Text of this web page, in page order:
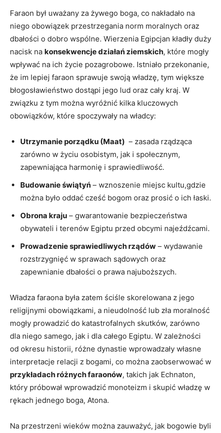
Faraon był uważany za żywego boga, co nakładało ⁤na
niego obowiązek ‍przestrzegania norm moralnych​ oraz
dbałości o dobro wspólne. Wierzenia Egipcjan ​kładły duży
nacisk na​ konsekwencje działań ziemskich, które mogły
wpływać⁢ na ich życie pozagrobowe. ⁣Istniało ‍przekonanie,
że im⁢ lepiej faraon sprawuje swoją władzę, tym większe
błogosławieństwo dostąpi jego lud oraz cały ​kraj. ⁣W
związku z tym można wyróżnić kilka kluczowych
obowiązków, ⁢które spoczywały na władcy:
Utrzymanie porządku (Maat) ​ –​ zasada rządząca
zarówno w‌ życiu‌ osobistym, ⁤jak i społecznym,
zapewniająca harmonię i‍ sprawiedliwość.
Budowanie świątyń – wznoszenie miejsc kultu,gdzie⁢
można było oddać cześć bogom oraz prosić o ich łaski.
Obrona kraju –⁤ gwarantowanie bezpieczeństwa
obywateli i terenów ‍Egiptu przed obcymi najeźdźcami.
Prowadzenie sprawiedliwych rządów – wydawanie
rozstrzygnięć w‍ sprawach‍ sądowych oraz
zapewnianie dbałości o prawa najuboższych.
Władza faraona‍ była zatem ściśle skorelowana z jego
religijnymi obowiązkami, a nieudolność lub zła moralność
mogły prowadzić do katastrofalnych skutków, zarówno‍
dla niego samego, jak i dla‌ całego Egiptu. ‍W zależności
⁤od okresu historii, różne dynastie wprowadzały własne
interpretacje relacji z bogami, co można zaobserwować ⁣w
przykładach różnych faraonów, ⁣takich jak Echnaton,
który próbował wprowadzić⁢ monoteizm ‌i skupić władzę w
⁤rękach jednego boga,‌ Atona.
Na przestrzeni wieków ⁤można zauważyć, jak bogowie byli